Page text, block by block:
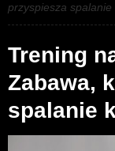
przyspiesza spalanie
Trening
Zabawa,
spalanie